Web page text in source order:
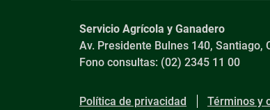
Servicio Agrícola y Ganadero
Av. Presidente Bulnes 140, Santiago,
Fono consultas: (02) 2345 11 00
Política de privacidad Términos y